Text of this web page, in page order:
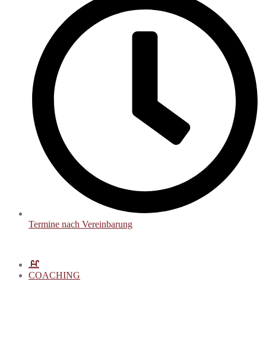
Termine nach Vereinbarung
COACHING